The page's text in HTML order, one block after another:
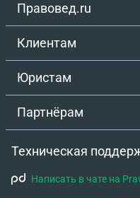
Правовед.ru
Клиентам
Юристам
Партнёрам
Техническая
Написать в чате на